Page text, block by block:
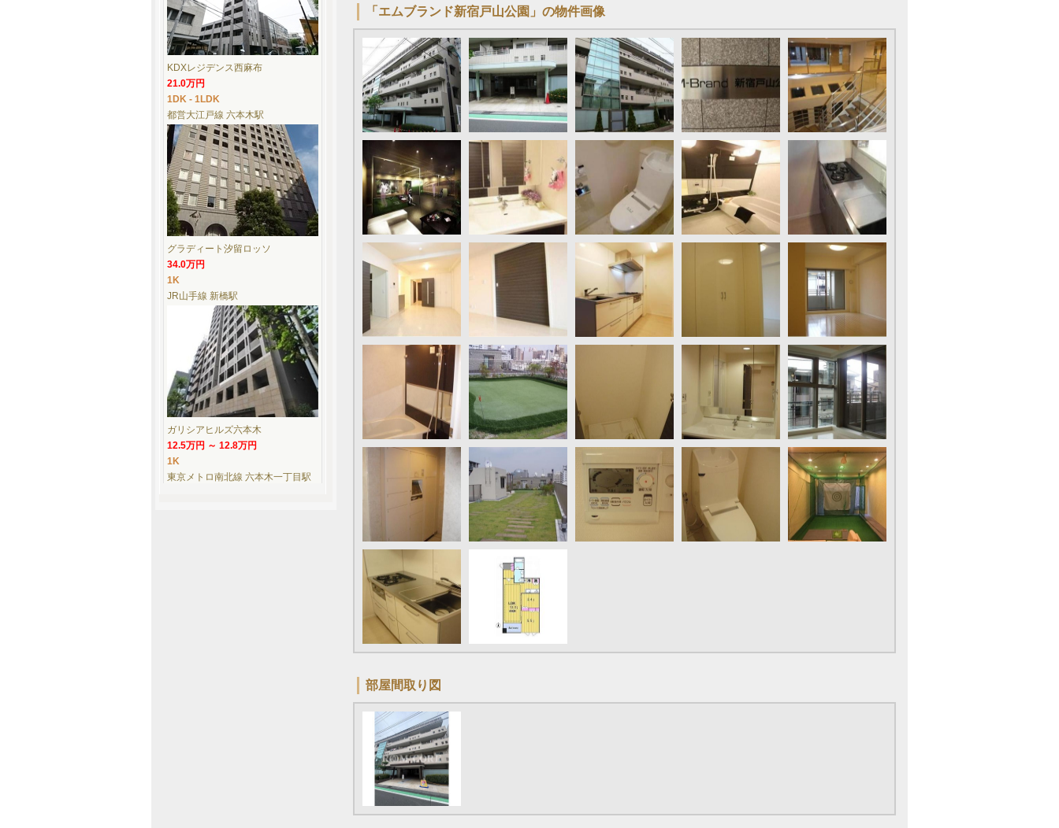
「エムブランド新宿戸山公園」の物件画像
部屋間取り図
KDXレジデンス西麻布
21.0万円
1DK - 1LDK
都営大江戸線 六本木駅
グラディート汐留ロッソ
34.0万円
1K
JR山手線 新橋駅
ガリシアヒルズ六本木
12.5万円 ～ 12.8万円
1K
東京メトロ南北線 六本木一丁目駅